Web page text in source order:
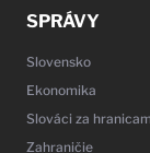
SPRÁVY
Slovensko
Ekonomika
Slováci za
Zahraničie